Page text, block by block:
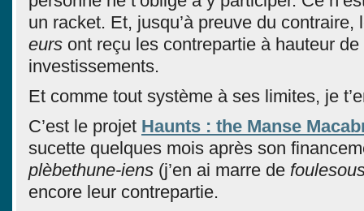
un racket. Et, jusqu’à preuve du contraire,
eurs ont reçu les contrepartie à hauteur de
investissements.
Et comme tout système à ses limites, je
C’est le projet Haunts : the Manse
sucette quelques mois après son
plèbethune-iens (j’en ai marre de
encore leur contrepartie.